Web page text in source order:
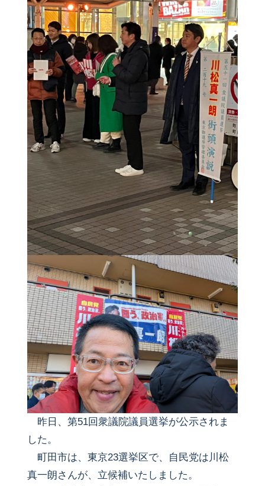
昨日、第51回衆議院議員選挙が公示されま
した。
町田市は、東京23選挙区で、自民党は川松
真一朗さんが、立候補いたしました。